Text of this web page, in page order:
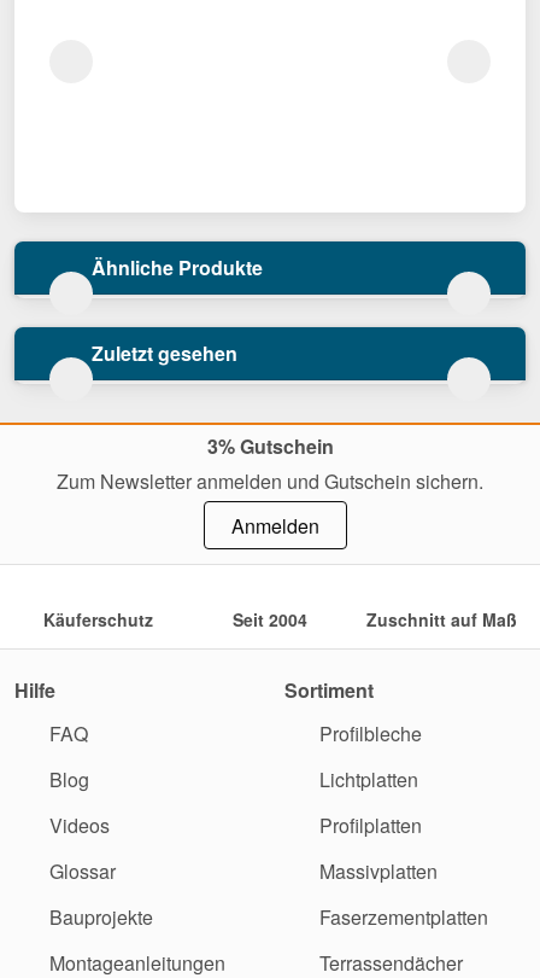
Ähnliche Produkte
Zuletzt gesehen
3% Gutschein
Zum Newsletter anmelden und Gutschein sichern.
Anmelden
Käuferschutz Seit 2004 Zuschnitt auf Maß
Hilfe
FAQ
Blog
Videos
Glossar
Bauprojekte
Montageanleitungen
Sortiment
Profilbleche
Lichtplatten
Profilplatten
Massivplatten
Faserzementplatten
Terrassendächer